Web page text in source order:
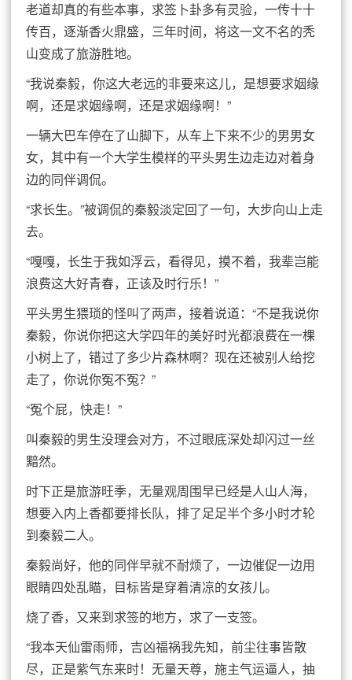
老道却真的有些本事，求签卜卦多有灵验，一传十十
传百，逐渐香火鼎盛，三年时间，将这一文不名的秃
山变成了旅游胜地。
“我说秦毅，你这大老远的非要来这儿，是想要求姻缘
啊，还是求姻缘啊，还是求姻缘啊！”
一辆大巴车停在了山脚下，从车上下来不少的男男女
女，其中有一个大学生模样的平头男生边走边对着身
边的同伴调侃。
“求长生。”被调侃的秦毅淡定回了一句，大步向山上走
去。
“嘎嘎，长生于我如浮云，看得见，摸不着，我辈岂能
浪费这大好青春，正该及时行乐！”
平头男生猥琐的怪叫了两声，接着说道：“不是我说你
秦毅，你说你把这大学四年的美好时光都浪费在一棵
小树上了，错过了多少片森林啊？现在还被别人给挖
走了，你说你冤不冤？”
“冤个屁，快走！”
叫秦毅的男生没理会对方，不过眼底深处却闪过一丝
黯然。
时下正是旅游旺季，无量观周围早已经是人山人海，
想要入内上香都要排长队，排了足足半个多小时才轮
到秦毅二人。
秦毅尚好，他的同伴早就不耐烦了，一边催促一边用
眼睛四处乱瞄，目标皆是穿着清凉的女孩儿。
烧了香，又来到求签的地方，求了一支签。
“我本天仙雷雨师，吉凶福祸我先知，前尘往事皆散
尽，正是紫气东来时！无量天尊，施主气运逼人，抽